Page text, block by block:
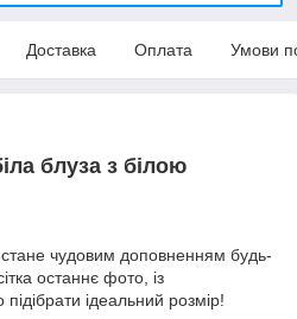
Доставка Оплата Умови
блуза з білою
чудовим доповненням будь-
останнє фото, із
ідеальний розмір!